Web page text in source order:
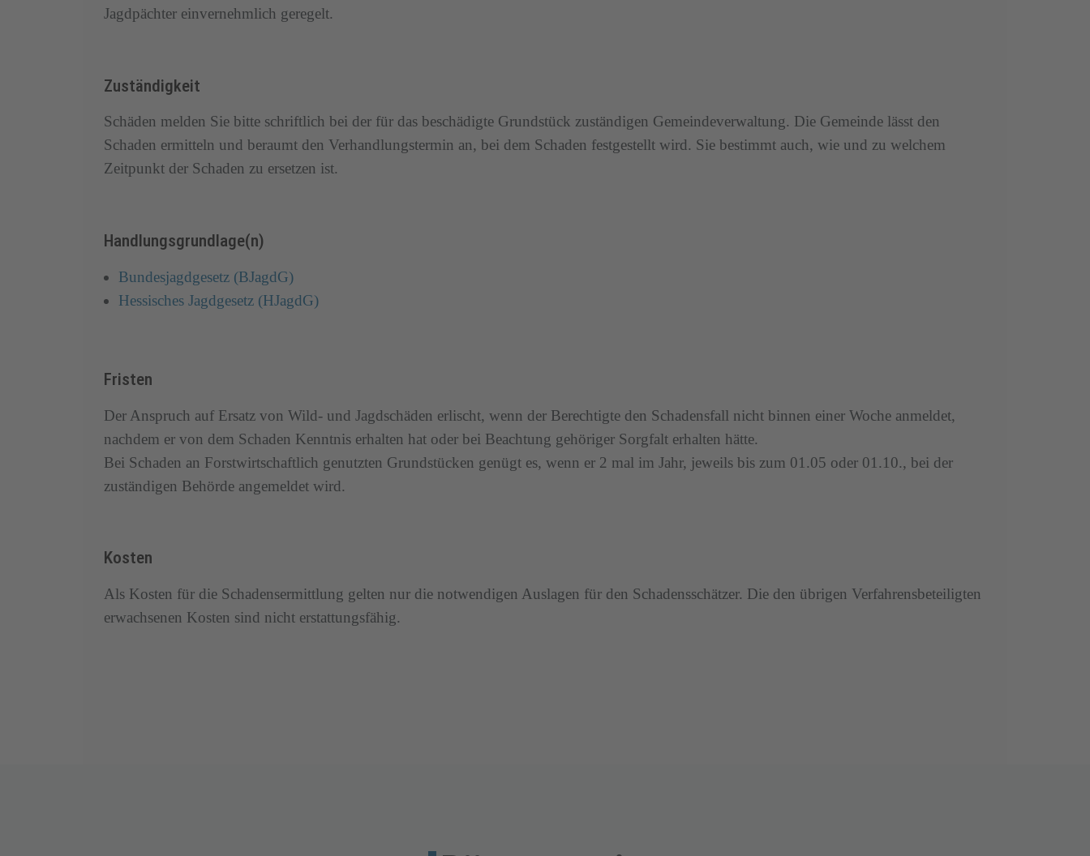
Jagdpächter einvernehmlich geregelt.
Zuständigkeit
Schäden melden Sie bitte schriftlich bei der für das beschädigte Grundstück zuständigen Gemeindeverwaltung. Die Gemeinde lässt den
Schaden ermitteln und beraumt den Verhandlungstermin an, bei dem Schaden festgestellt wird. Sie bestimmt auch, wie und zu welchem
Zeitpunkt der Schaden zu ersetzen ist.
Handlungsgrundlage(n)
Bundesjagdgesetz (BJagdG)
Hessisches Jagdgesetz (HJagdG)
Fristen
Der Anspruch auf Ersatz von Wild- und Jagdschäden erlischt, wenn der Berechtigte den Schadensfall nicht binnen einer Woche anmeldet,
nachdem er von dem Schaden Kenntnis erhalten hat oder bei Beachtung gehöriger Sorgfalt erhalten hätte.
Bei Schaden an Forstwirtschaftlich genutzten Grundstücken genügt es, wenn er 2 mal im Jahr, jeweils bis zum 01.05 oder 01.10., bei der
zuständigen Behörde angemeldet wird.
Kosten
Als Kosten für die Schadensermittlung gelten nur die notwendigen Auslagen für den Schadensschätzer. Die den übrigen Verfahrensbeteiligten
erwachsenen Kosten sind nicht erstattungsfähig.